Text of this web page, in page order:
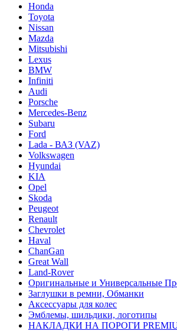
Honda
Toyota
Nissan
Mazda
Mitsubishi
Lexus
BMW
Infiniti
Audi
Porsche
Mercedes-Benz
Subaru
Ford
Lada - ВАЗ (VAZ)
Volkswagen
Hyundai
KIA
Opel
Skoda
Peugeot
Renault
Chevrolet
Haval
ChanGan
Great Wall
Land-Rover
Оригинальные и Универсальные
Заглушки в ремни, Обманки
Аксессуары для колес
Эмблемы, шильдики, логотипы
НАКЛАДКИ НА ПОРОГИ